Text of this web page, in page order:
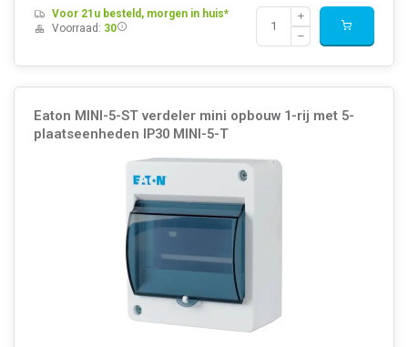
Voor 21u besteld, morgen in huis*
Voorraad: 30
Eaton MINI-5-ST verdeler mini opbouw 1-rij met 5-
plaatseenheden IP30 MINI-5-T